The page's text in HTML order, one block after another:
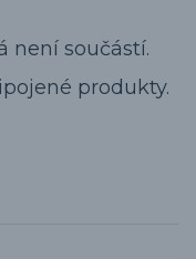
není součástí.
produkty.